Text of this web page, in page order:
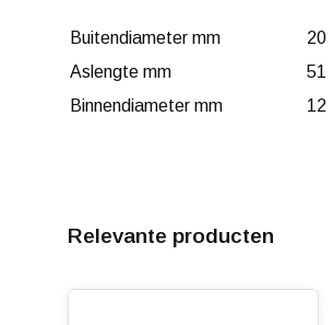
Buitendiameter mm
20
Aslengte mm
51
Binnendiameter mm
12
Relevante producten